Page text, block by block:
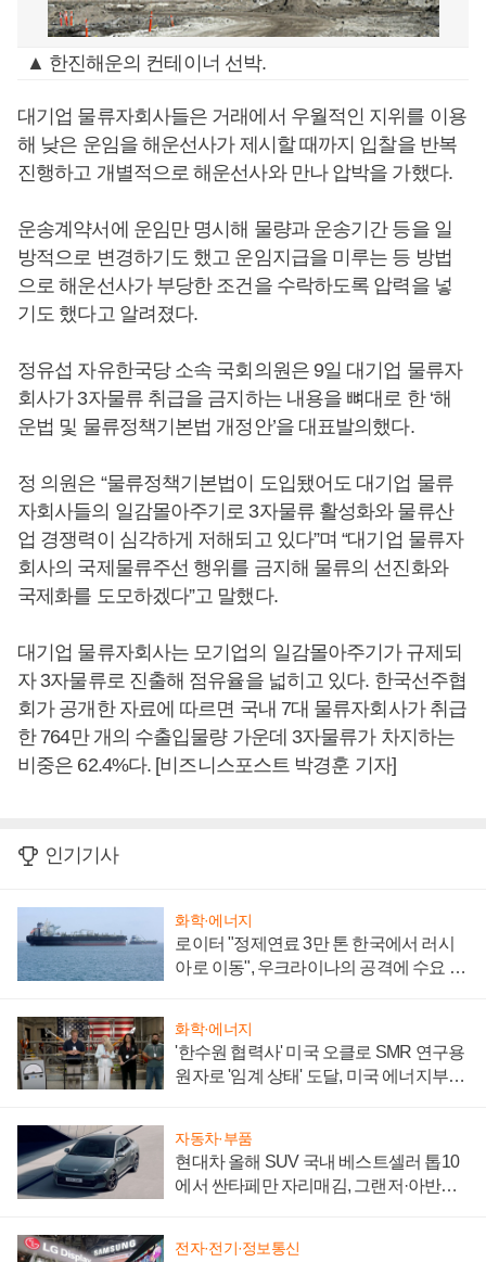
▲ 한진해운의 컨테이너 선박.
대기업 물류자회사들은 거래에서 우월적인 지위를 이용
해 낮은 운임을 해운선사가 제시할 때까지 입찰을 반복
진행하고 개별적으로 해운선사와 만나 압박을 가했다.
운송계약서에 운임만 명시해 물량과 운송기간 등을 일
방적으로 변경하기도 했고 운임지급을 미루는 등 방법
으로 해운선사가 부당한 조건을 수락하도록 압력을 넣
기도 했다고 알려졌다.
정유섭 자유한국당 소속 국회의원은 9일 대기업 물류자
회사가 3자물류 취급을 금지하는 내용을 뼈대로 한 ‘해
운법 및 물류정책기본법 개정안’을 대표발의했다.
정 의원은 “물류정책기본법이 도입됐어도 대기업 물류
자회사들의 일감몰아주기로 3자물류 활성화와 물류산
업 경쟁력이 심각하게 저해되고 있다”며 “대기업 물류자
회사의 국제물류주선 행위를 금지해 물류의 선진화와
국제화를 도모하겠다”고 말했다.
대기업 물류자회사는 모기업의 일감몰아주기가 규제되
자 3자물류로 진출해 점유율을 넓히고 있다. 한국선주협
회가 공개한 자료에 따르면 국내 7대 물류자회사가 취급
한 764만 개의 수출입물량 가운데 3자물류가 차지하는
비중은 62.4%다. [비즈니스포스트 박경훈 기자]
인기기사
화학·에너지
로이터 "정제연료 3만 톤 한국에서 러시
아로 이동", 우크라이나의 공격에 수요 늘
화학·에너지
'한수원 협력사' 미국 오클로 SMR 연구용
원자로 '임계 상태' 도달, 미국 에너지부
자동차·부품
현대차 올해 SUV 국내 베스트셀러 톱10
에서 싼타페만 자리매김, 그랜저·아반떼
전자·전기·정보통신